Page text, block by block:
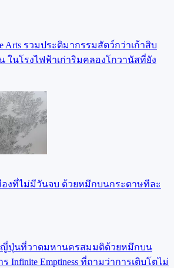
Arts รวมประติมากรรมสัตว์กว่าเก้าสิบ
นโรงไฟฟ้าเก่าริมคลองโกวานัสที่ยัง
มืองที่ไม่มีวันจบ ด้วยหมึกบนกระดาษทีละ
นญี่ปุ่นที่วาดมหานครสมมติด้วยหมึกบน
Infinite Emptiness ที่ถามว่าการเติบโตไม่